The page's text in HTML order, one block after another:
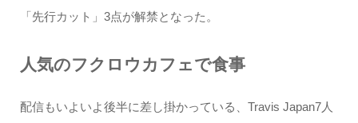
「先行カット」3点が解禁となった。
人気のフクロウカフェで食事
配信もいよいよ後半に差し掛かっている、Travis Japan7人